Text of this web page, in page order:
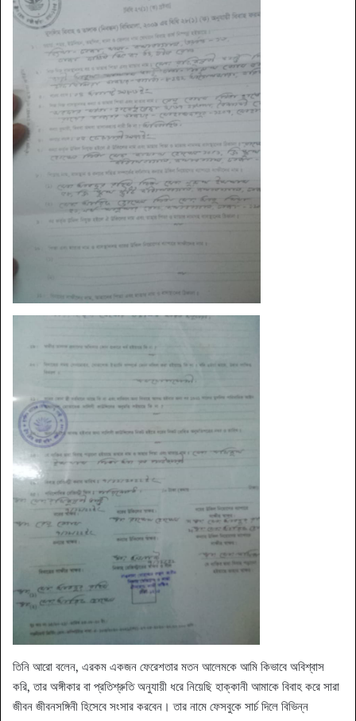
তিনি আরো বলেন, এরকম একজন ফেরেশতার মতন আলেমকে আমি কিভাবে অবিশ্বাস
করি, তার অঙ্গীকার বা প্রতিশ্রুতি অনুযায়ী ধরে নিয়েছি হাক্কানী আমাকে বিবাহ করে সারা
জীবন জীবনসঙ্গিনী হিসেবে সংসার করবেন। তার নামে ফেসবুকে সার্চ দিলে বিভিন্ন